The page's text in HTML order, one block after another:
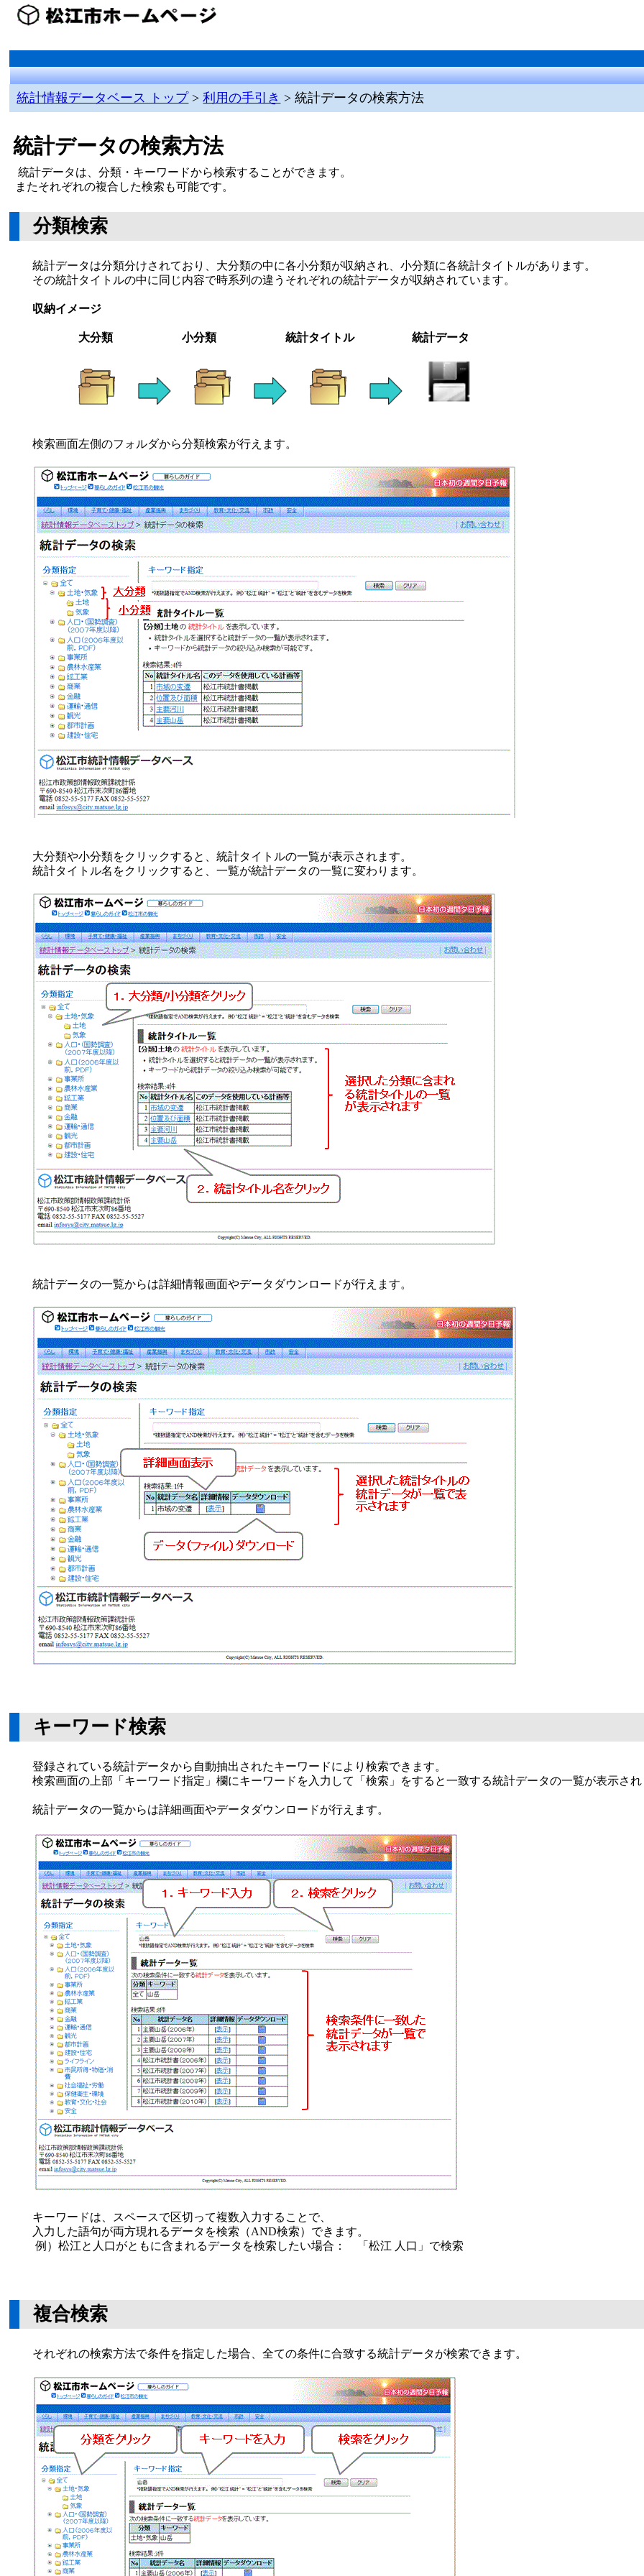
統計情報データベース トップ>利用の手引き > 統計データの検索方法
統計データの検索方法
統計データは、分類・キーワードから検索することができます。
またそれぞれの複合した検索も可能です。
分類検索
統計データは分類分けされており、大分類の中に各小分類が収納され、小分類に各統計タイトルがあります。
その統計タイトルの中に同じ内容で時系列の違うそれぞれの統計データが収納されています。
収納イメージ
大分類 小分類 統計タイトル 統計データ
検索画面左側のフォルダから分類検索が行えます。
大分類や小分類をクリックすると、統計タイトルの一覧が表示されます。
統計タイトル名をクリックすると、一覧が統計データの一覧に変わります。
統計データの一覧からは詳細情報画面やデータダウンロードが行えます。
キーワード検索
登録されている統計データから自動抽出されたキーワードにより検索できます。
検索画面の上部「キーワード指定」欄にキーワードを入力して「検索」をすると一致する統計データの一覧が表示さ
統計データの一覧からは詳細画面やデータダウンロードが行えます。
キーワードは、スペースで区切って複数入力することで、
入力した語句が両方現れるデータを検索（AND検索）できます。
例）松江と人口がともに含まれるデータを検索したい場合： 「松江 人口」で検索
複合検索
それぞれの検索方法で条件を指定した場合、全ての条件に合致する統計データが検索できます。